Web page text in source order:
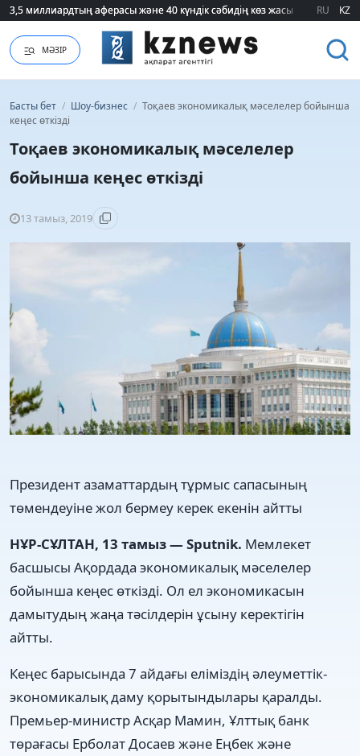
3,5 миллиардтың аферасы және 40 күндік сәбидің көз жасы:
3,5 миллиардтың аферасы және 40 күндік сәбидің көз жасы: RU KZ
МӘЗІР
Басты бет / Шоу-бизнес / Тоқаев экономикалық мәселелер бойынша
кеңес өткізді
Тоқаев экономикалық мәселелер
бойынша кеңес өткізді
13 тамыз, 2019
Президент азаматтардың тұрмыс сапасының
төмендеуіне жол бермеу керек екенін айтты
НҰР-СҰЛТАН, 13 тамыз — Sputnik. Мемлекет
басшысы Ақордада экономикалық мәселелер
бойынша кеңес өткізді. Ол ел экономикасын
дамытудың жаңа тәсілдерін ұсыну керектігін
айтты.
Кеңес барысында 7 айдағы еліміздің әлеуметтік-
экономикалық даму қорытындылары қаралды.
Премьер-министр Асқар Мамин, Ұлттық банк
төрағасы Ерболат Досаев және Еңбек және